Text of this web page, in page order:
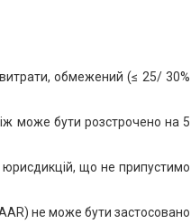
витрати, обмежений (≤ 25/ 30%
може бути розстрочено на 5
що не припустимо
не може бути застосовано